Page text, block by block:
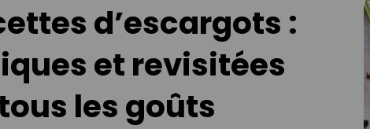
d’escargots :
et revisitées
les goûts